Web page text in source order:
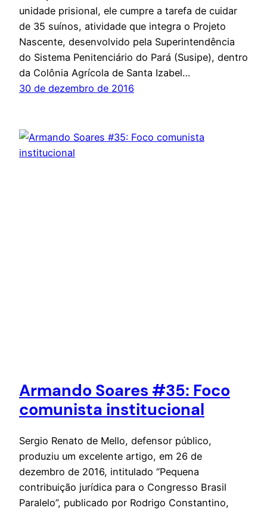
unidade prisional, ele cumpre a tarefa de cuidar
de 35 suínos, atividade que integra o Projeto
Nascente, desenvolvido pela Superintendência
do Sistema Penitenciário do Pará (Susipe), dentro
da Colônia Agrícola de Santa Izabel…
30 de dezembro de 2016
Armando Soares #35: Foco
comunista institucional
Sergio Renato de Mello, defensor público,
produziu um excelente artigo, em 26 de
dezembro de 2016, intitulado “Pequena
contribuição jurídica para o Congresso Brasil
Paralelo”, publicado por Rodrigo Constantino,